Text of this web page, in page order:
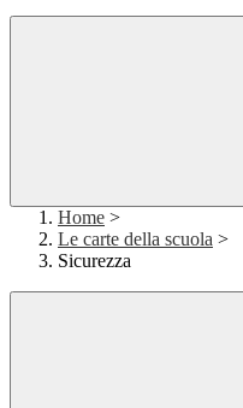
Home >
Le carte della scuola >
Sicurezza